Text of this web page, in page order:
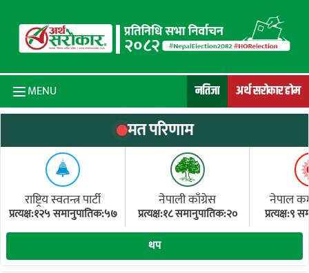
MENU नतिजा अर्थ सरोकार होम
मत परिणाम
राष्ट्रिय स्वतन्त्र पार्टी
प्रत्यक्ष:१२५ समानुपातिक:५७
नेपाली काँग्रेस
प्रत्यक्ष:१८ समानुपातिक:२०
नेपाल
प्रत्यक्ष:९
थप